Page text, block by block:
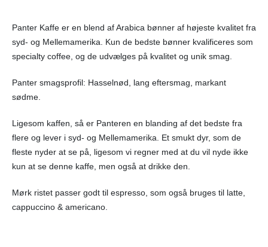
Panter Kaffe er en blend af Arabica bønner af højeste kvalitet fra
syd- og Mellemamerika. Kun de bedste bønner kvalificeres som
specialty coffee, og de udvælges på kvalitet og unik smag.
Panter smagsprofil: Hasselnød, lang eftersmag, markant
sødme.
Ligesom kaffen, så er Panteren en blanding af det bedste fra
flere og lever i syd- og Mellemamerika. Et smukt dyr, som de
fleste nyder at se på, ligesom vi regner med at du vil nyde ikke
kun at se denne kaffe, men også at drikke den.
Mørk ristet passer godt til espresso, som også bruges til latte,
cappuccino & americano.